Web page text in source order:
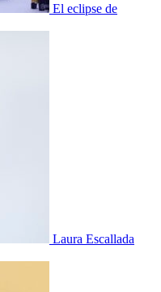
El eclipse de
Laura Escallada